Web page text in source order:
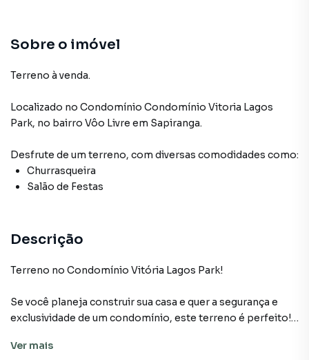
Sobre o imóvel
Terreno à venda.
Localizado no Condomínio Condomínio Vitoria Lagos
Park, no bairro Vôo Livre em Sapiranga.
Desfrute de um terreno, com diversas comodidades como:
Churrasqueira
Salão de Festas
Descrição
Terreno no Condomínio Vitória Lagos Park!
Se você planeja construir sua casa e quer a segurança e
exclusividade de um condomínio, este terreno é perfeito!
acima do nível da rua, há possibilidade de construir uma
Ver mais